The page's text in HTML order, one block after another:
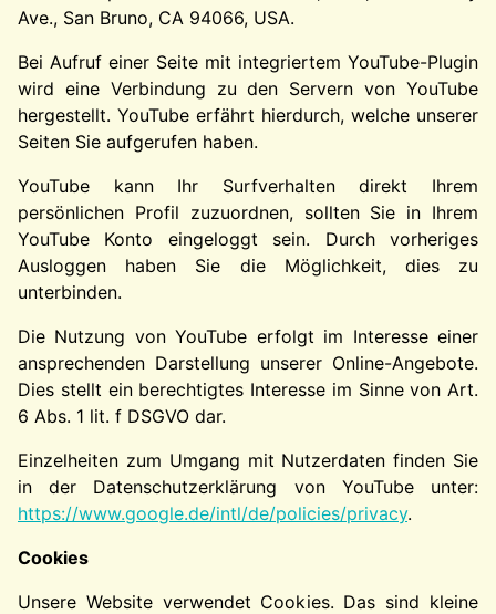
Ave., San Bruno, CA 94066, USA.
Bei Aufruf einer Seite mit integriertem YouTube-Plugin
wird eine Verbindung zu den Servern von YouTube
hergestellt. YouTube erfährt hierdurch, welche unserer
Seiten Sie aufgerufen haben.
YouTube kann Ihr Surfverhalten direkt Ihrem
persönlichen Profil zuzuordnen, sollten Sie in Ihrem
YouTube Konto eingeloggt sein. Durch vorheriges
Ausloggen haben Sie die Möglichkeit, dies zu
unterbinden.
Die Nutzung von YouTube erfolgt im Interesse einer
ansprechenden Darstellung unserer Online-Angebote.
Dies stellt ein berechtigtes Interesse im Sinne von Art.
6 Abs. 1 lit. f DSGVO dar.
Einzelheiten zum Umgang mit Nutzerdaten finden Sie
in der Datenschutzerklärung von YouTube unter:
https://www.google.de/intl/de/policies/privacy.
Cookies
Unsere Website verwendet Cookies. Das sind kleine